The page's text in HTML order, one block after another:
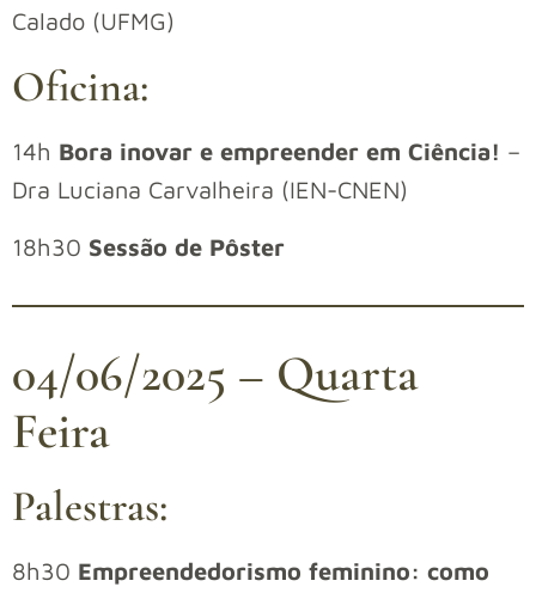
Calado (UFMG)
Oficina:
14h Bora inovar e empreender em Ciência! –
Dra Luciana Carvalheira (IEN-CNEN)
18h30 Sessão de Pôster
04/06/2025 – Quarta
Feira
Palestras:
8h30 Empreendedorismo feminino: como